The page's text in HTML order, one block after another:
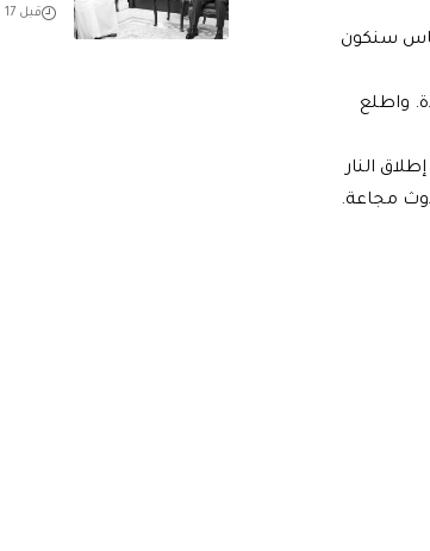
سنكون
واطلع
النار
مجاعة.
قبل 17 دقيقة